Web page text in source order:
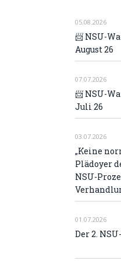
05.08.2026
📨 NSU-
August 26
07.07.2026
📨 NSU-
Juli 26
03.07.2026
„Keine
Plädoyer
NSU-
01.07.2026
Der 2.